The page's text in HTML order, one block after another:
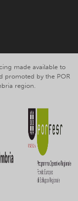
made available to
promoted by the POR
region.